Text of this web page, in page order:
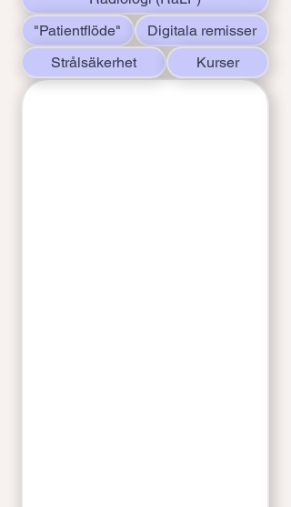
"Patientflöde"
Digitala remisser
Strålsäkerhet
Kurser